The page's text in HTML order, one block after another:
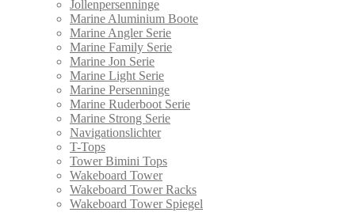
Jollenpersenninge
Marine Aluminium Boote
Marine Angler Serie
Marine Family Serie
Marine Jon Serie
Marine Light Serie
Marine Persenninge
Marine Ruderboot Serie
Marine Strong Serie
Navigationslichter
T-Tops
Tower Bimini Tops
Wakeboard Tower
Wakeboard Tower Racks
Wakeboard Tower Spiegel